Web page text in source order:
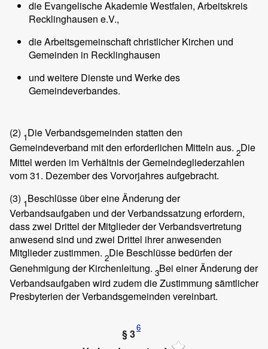
die Evangelische Akademie Westfalen, Arbeitskreis
Recklinghausen e.V.,
die Arbeitsgemeinschaft christlicher Kirchen und
Gemeinden in Recklinghausen
und weitere Dienste und Werke des
Gemeindeverbandes.
(2) 1Die Verbandsgemeinden statten den
Gemeindeverband mit den erforderlichen Mitteln aus. 2Die
Mittel werden im Verhältnis der Gemeindegliederzahlen
vom 31. Dezember des Vorvorjahres aufgebracht.
(3) 1Beschlüsse über eine Änderung der
Verbandsaufgaben und der Verbandssatzung erfordern,
dass zwei Drittel der Mitglieder der Verbandsvertretung
anwesend sind und zwei Drittel ihrer anwesenden
Mitglieder zustimmen. 2Die Beschlüsse bedürfen der
Genehmigung der Kirchenleitung. 3Bei einer Änderung der
Verbandsaufgaben wird zudem die Zustimmung sämtlicher
Presbyterien der Verbandsgemeinden vereinbart.
§ 36